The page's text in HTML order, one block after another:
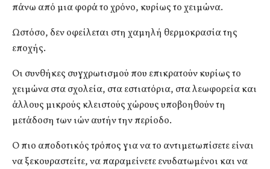
πάνω από μια φορά το χρόνο, κυρίως το χειμώνα.
Ωστόσο, δεν οφείλεται στη χαμηλή θερμοκρασία της
εποχής.
Οι συνθήκες συγχρωτισμού που επικρατούν κυρίως το
χειμώνα στα σχολεία, στα εστιατόρια, στα λεωφορεία και
άλλους μικρούς κλειστούς χώρους υποβοηθούν τη
μετάδοση των ιών αυτήν την περίοδο.
Ο πιο αποδοτικός τρόπος για να το αντιμετωπίσετε είναι
να ξεκουραστείτε, να παραμείνετε ενυδατωμένοι και να